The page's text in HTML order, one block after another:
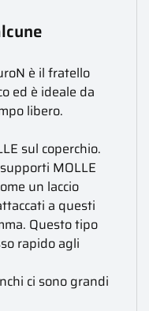
è il fratello
ed è ideale da
libero.
sul coperchio.
MOLLE
un laccio
a questi
Questo tipo
rapido agli
ci sono grandi